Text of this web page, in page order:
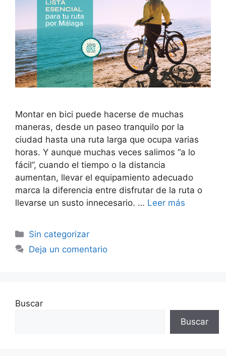
Montar en bici puede hacerse de muchas
maneras, desde un paseo tranquilo por la
ciudad hasta una ruta larga que ocupa varias
horas. Y aunque muchas veces salimos “a lo
fácil”, cuando el tiempo o la distancia
aumentan, llevar el equipamiento adecuado
marca la diferencia entre disfrutar de la ruta o
llevarse un susto innecesario. … Leer más
Sin categorizar
Deja un comentario
Buscar
Buscar